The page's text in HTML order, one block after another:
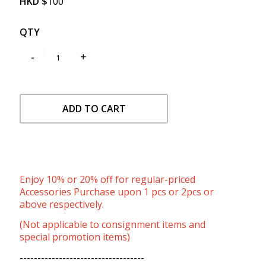
QTY
ADD TO CART
Enjoy 10% or 20% off for regular-priced
Accessories Purchase upon 1 pcs or 2pcs or
above respectively.
(Not applicable to consignment items and
special promotion items)
-----------------------------------